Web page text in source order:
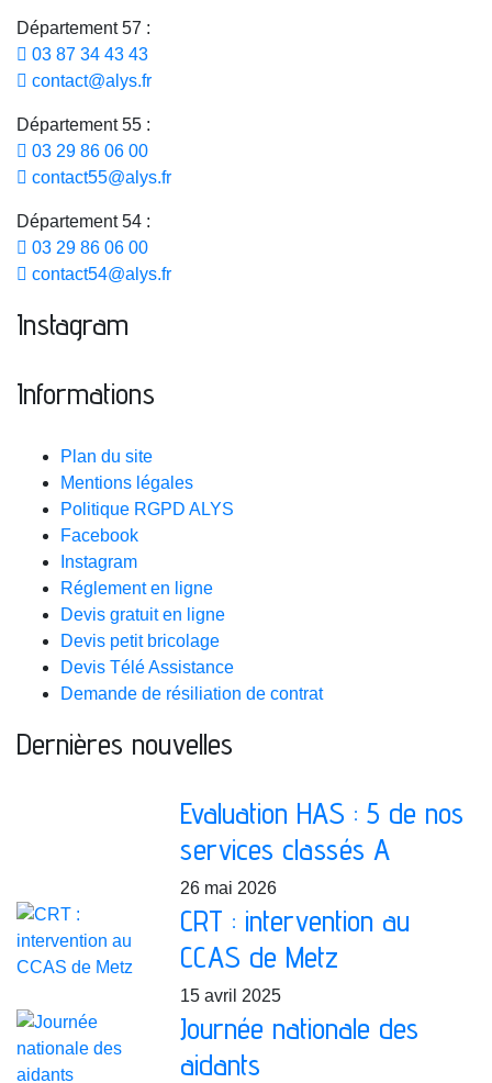
Département 57 :
03 87 34 43 43
contact@alys.fr
Département 55 :
03 29 86 06 00
contact55@alys.fr
Département 54 :
03 29 86 06 00
contact54@alys.fr
Instagram
Informations
Plan du site
Mentions légales
Politique RGPD ALYS
Facebook
Instagram
Réglement en ligne
Devis gratuit en ligne
Devis petit bricolage
Devis Télé Assistance
Demande de résiliation de contrat
Dernières nouvelles
Evaluation HAS : 5 de nos
services classés A
26 mai 2026
CRT : intervention au
CCAS de Metz
15 avril 2025
Journée nationale des
aidants